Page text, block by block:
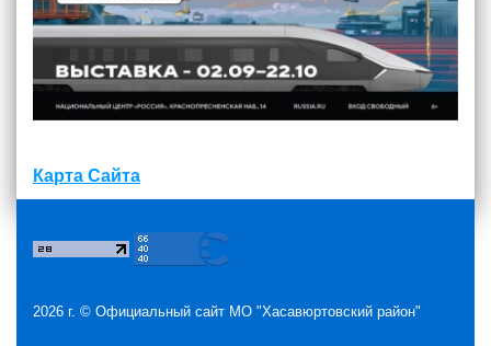
Карта Сайта
2026 г. © Официальный сайт МО "Хасавюртовский район"